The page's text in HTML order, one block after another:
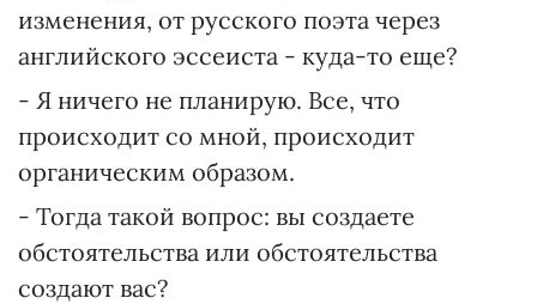
изменения, от русского поэта через
английского эссеиста - куда-то еще?
- Я ничего не планирую. Все, что
происходит со мной, происходит
органическим образом.
- Тогда такой вопрос: вы создаете
обстоятельства или обстоятельства
создают вас?